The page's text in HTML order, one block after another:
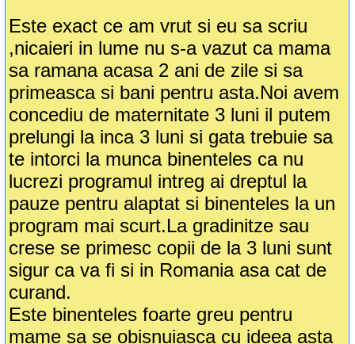
Este exact ce am vrut si eu sa scriu
,nicaieri in lume nu s-a vazut ca mama
sa ramana acasa 2 ani de zile si sa
primeasca si bani pentru asta.Noi avem
concediu de maternitate 3 luni il putem
prelungi la inca 3 luni si gata trebuie sa
te intorci la munca binenteles ca nu
lucrezi programul intreg ai dreptul la
pauze pentru alaptat si binenteles la un
program mai scurt.La gradinitze sau
crese se primesc copii de la 3 luni sunt
sigur ca va fi si in Romania asa cat de
curand.
Este binenteles foarte greu pentru
mame sa se obisnuiasca cu ideea asta